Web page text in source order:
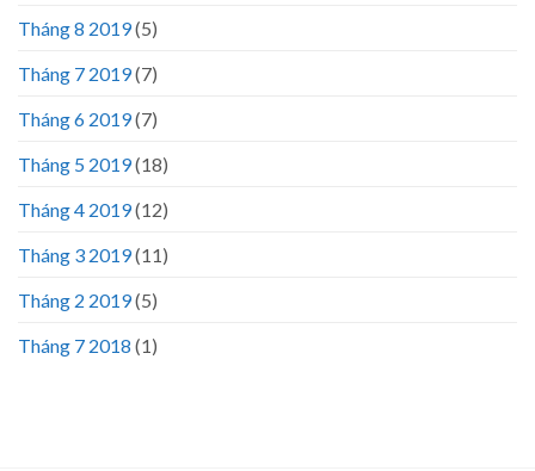
Tháng 8 2019(5)
Tháng 7 2019(7)
Tháng 6 2019(7)
Tháng 5 2019(18)
Tháng 4 2019(12)
Tháng 3 2019(11)
Tháng 2 2019(5)
Tháng 7 2018 (1)